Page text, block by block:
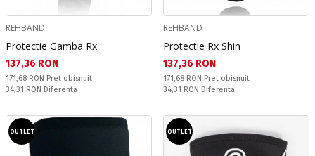
REHBAND
Protectie Gamba Rx
Текуща цена:
137,36 RON
Pret obisnuit:
171,68 RON Pret obisnuit
Спестявате:
34,31 RON Diferenta
REHBAND
Protectie Rx Shin
Текуща цена:
137,36 RON
Pret obisnuit:
171,68 RON Pret obisnuit
Спестявате:
34,31 RON Diferenta
OUTLET OUTLET